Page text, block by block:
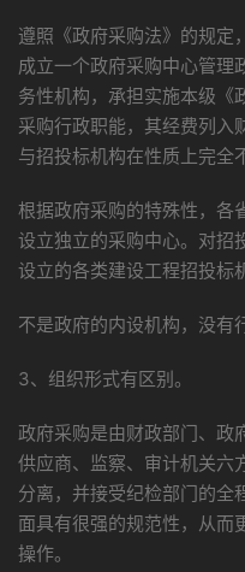
遵照《政府采购法》的规定
成立一个政府采购中心管理
务性机构，承担实施本级《
采购行政职能，其经费列入
与招投标机构在性质上完全
根据政府采购的特殊性，各
设立独立的采购中心。对招
设立的各类建设工程招投标
不是政府的内设机构，没有
3、组织形式有区别。
政府采购是由财政部门、政
供应商、监察、审计机关六
分离，并接受纪检部门的全
面具有很强的规范性，从而
操作。